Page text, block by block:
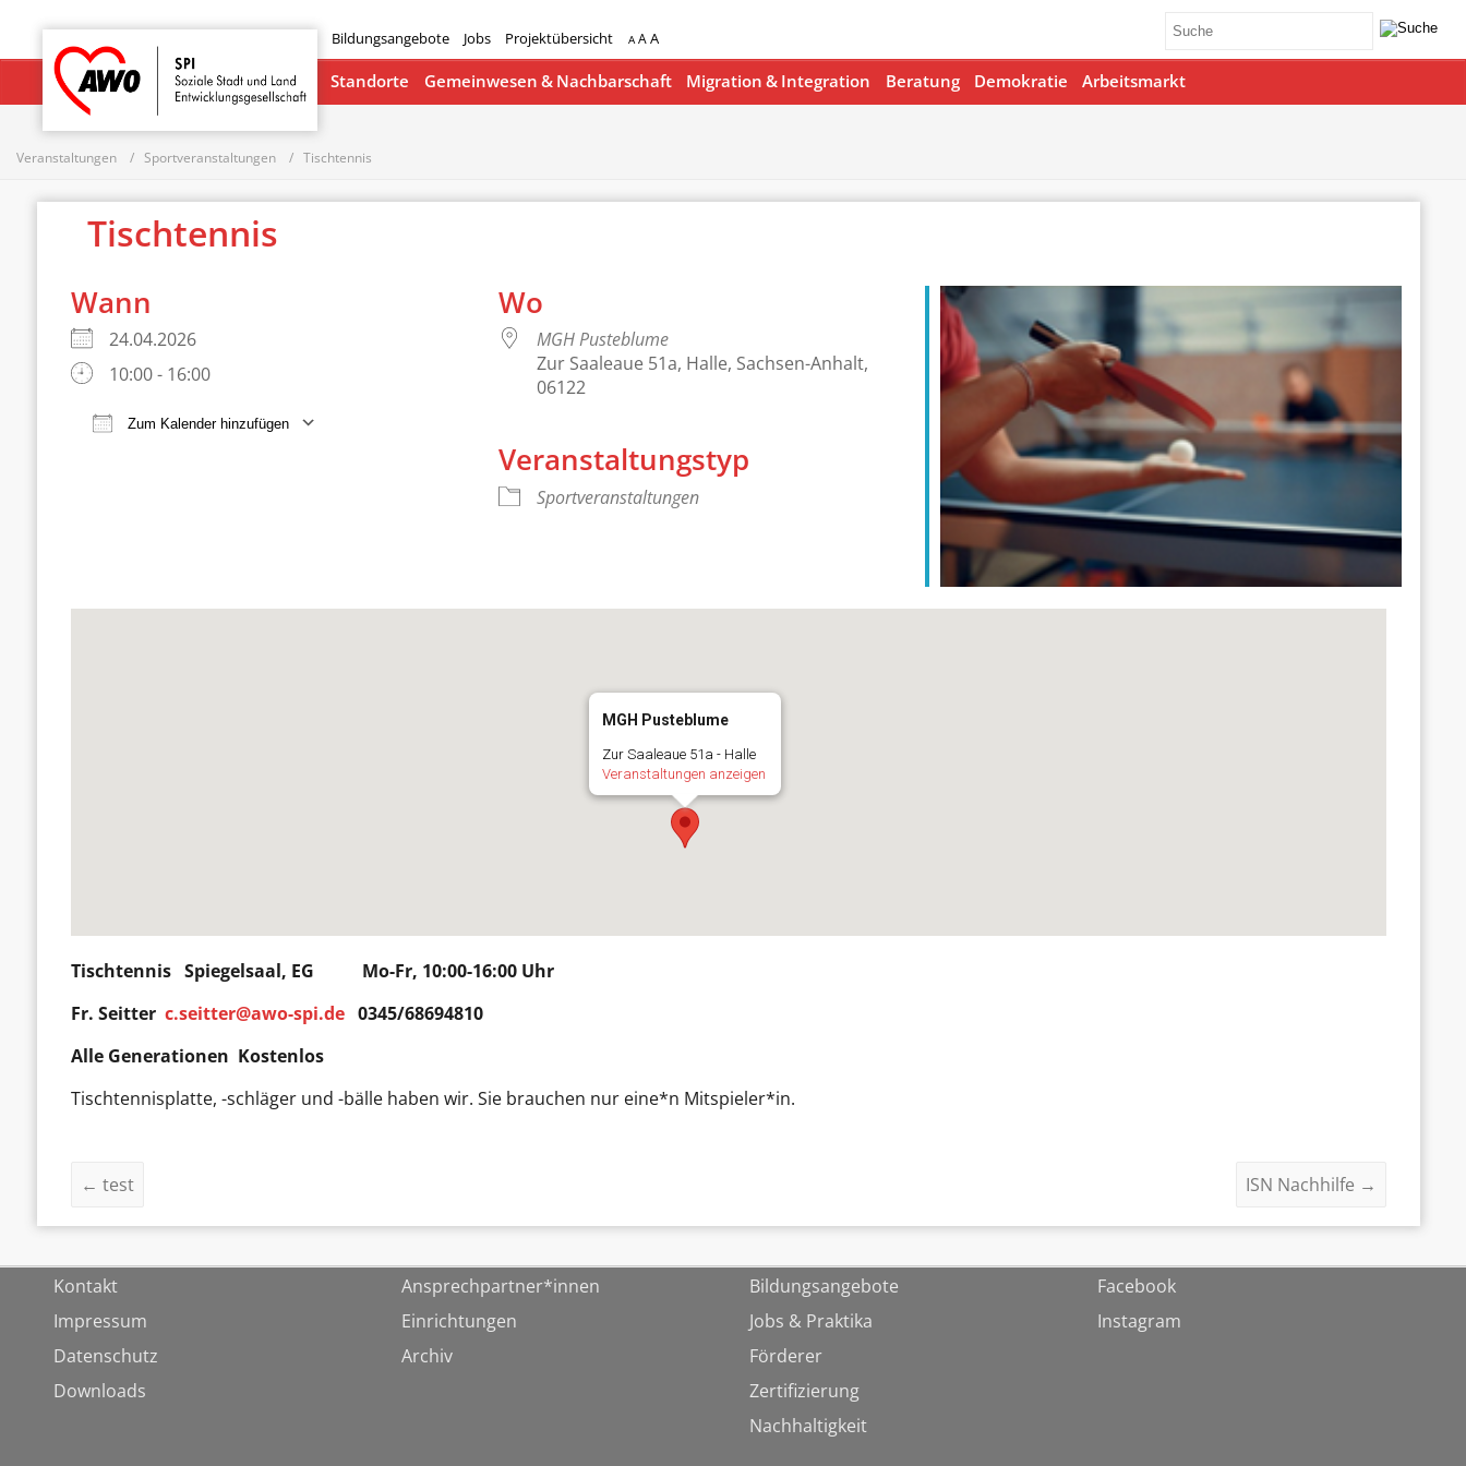
Bildungsangebote Jobs Projektübersicht A AA
Startseite
Standorte Gemeinwesen & Nachbarschaft Migration & Integration Beratung Demokratie Arbeitsmarkt
Veranstaltungen Sportveranstaltungen Tischtennis
Tischtennis
Wann
24.04.2026
10:00 - 16:00
Zum Kalender hinzufügen
Google Kalender iCalendar Office 365 Outlook Live
Wo
MGH Pusteblume
Zur Saaleaue 51a, Halle, Sachsen-Anhalt,
06122
Veranstaltungstyp
Sportveranstaltungen
MGH Pusteblume
Zur Saaleaue 51a - Halle
Veranstaltungen anzeigen
Tischtennis Spiegelsaal, EG Mo-Fr, 10:00-16:00 Uhr
Fr. Seitterc.seitter@awo-spi.de 0345/68694810
Alle Generationen Kostenlos
Tischtennisplatte, -schläger und -bälle haben wir. Sie brauchen nur eine*n Mitspieler*in.
← test ISN Nachhilfe →
Kontakt
Impressum
Datenschutz
Downloads
Ansprechpartner*innen
Einrichtungen
Archiv
Bildungsangebote
Jobs & Praktika
Förderer
Zertifizierung
Nachhaltigkeit
Facebook
Instagram